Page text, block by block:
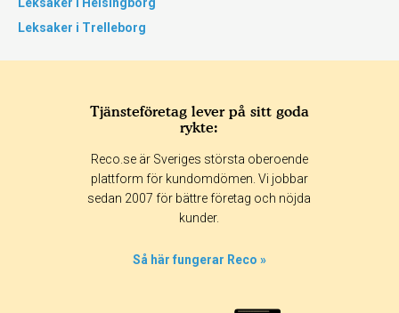
Leksaker i Trelleborg
Tjänsteföretag lever på sitt goda
rykte:
Reco.se är Sveriges största oberoende
plattform för kundomdömen. Vi jobbar
sedan 2007 för bättre företag och nöjda
kunder.
Så här fungerar Reco »